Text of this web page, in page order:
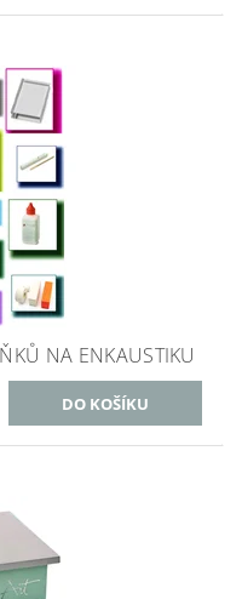
NA ENKAUSTIKU